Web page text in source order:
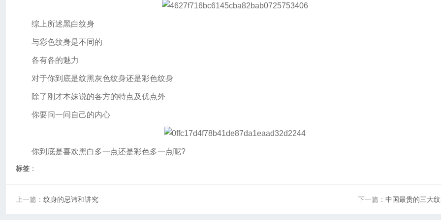
综上所述黑白纹身
与彩色纹身是不同的
各有各的魅力
对于你到底是纹黑灰色纹身还是彩色纹身
除了刚才本妹说的各方的特点及优点外
你要问一问自己的内心
你到底是喜欢黑白多一点还是彩色多一点呢?
标签 ：
上一篇： 纹身的忌讳和讲究 下一篇： 中国最贵的三大